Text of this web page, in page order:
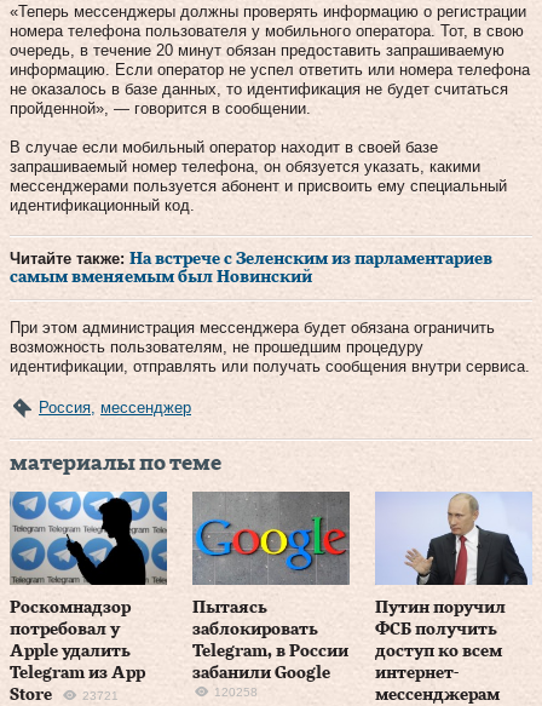
«Теперь мессенджеры должны проверять информацию о регистрации
номера телефона пользователя у мобильного оператора. Тот, в свою
очередь, в течение 20 минут обязан предоставить запрашиваемую
информацию. Если оператор не успел ответить или номера телефона
не оказалось в базе данных, то идентификация не будет считаться
пройденной», — говорится в сообщении.
В случае если мобильный оператор находит в своей базе
запрашиваемый номер телефона, он обязуется указать, какими
мессенджерами пользуется абонент и присвоить ему специальный
идентификационный код.
Читайте также: На встрече с Зеленским из парламентариев
самым вменяемым был Новинский
При этом администрация мессенджера будет обязана ограничить
возможность пользователям, не прошедшим процедуру
идентификации, отправлять или получать сообщения внутри сервиса.
Россия мессенджер
материалы по теме
Роскомнадзор
потребовал у
Apple удалить
Telegram из App
Store
23721
Пытаясь
заблокировать
Telegram, в России
забанили Google
120258
Путин поручил
ФСБ получить
доступ ко всем
интернет-
мессенджерам